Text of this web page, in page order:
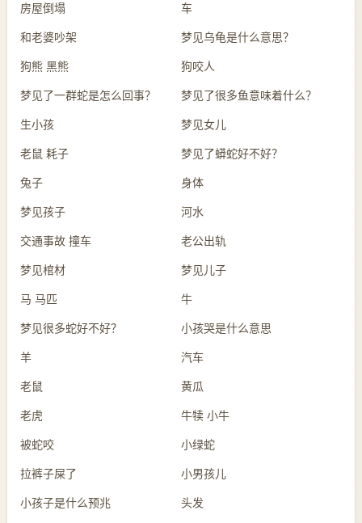
房屋倒塌 车
和老婆吵架 梦见乌龟是什么意思？
狗熊 黑熊 狗咬人
梦见了一群蛇是怎么回事？ 梦见了很多鱼意味着什么？
生小孩 梦见女儿
老鼠 耗子 梦见了蟒蛇好不好？
兔子 身体
梦见孩子 河水
交通事故 撞车 老公出轨
梦见棺材 梦见儿子
马 马匹 牛
梦见很多蛇好不好？ 小孩哭是什么意思
羊 汽车
老鼠 黄瓜
老虎 牛犊 小牛
被蛇咬 小绿蛇
拉裤子屎了 小男孩儿
小孩子是什么预兆 头发